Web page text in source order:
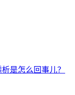
是怎么回事儿？